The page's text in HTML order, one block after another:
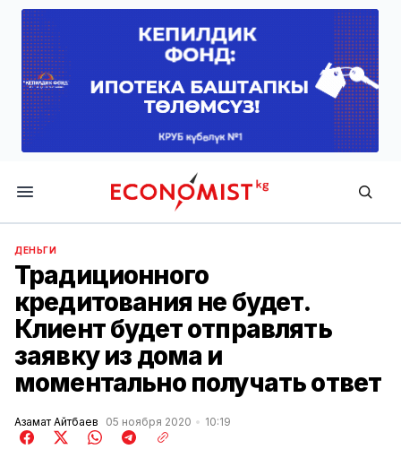
Economist.kg
ДЕНЬГИ
Традиционного
кредитования не будет.
Клиент будет отправлять
заявку из дома и
моментально получать ответ
Азамат Айтбаев 05 ноября 2020 10:19